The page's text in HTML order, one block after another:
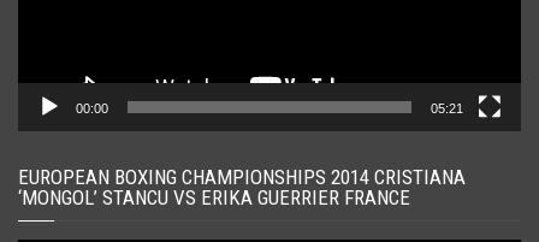
00:00 05:21
EUROPEAN BOXING CHAMPIONSHIPS 2014 CRISTIANA
‘MONGOL’ STANCU VS ERIKA GUERRIER FRANCE